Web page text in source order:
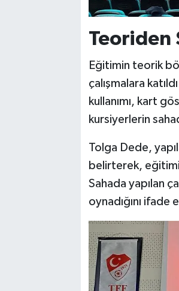
Teoriden
Eğitimin teorik
çalışmalara
kullanımı, kart
kursiyerlerin
Tolga Dede,
belirterek,
Sahada yapılan
oynadığını ifade